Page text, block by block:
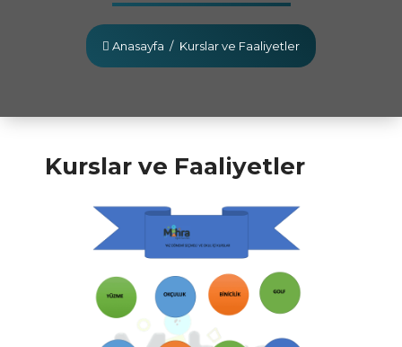
Anasayfa / Kurslar ve Faaliyetler
Kurslar ve Faaliyetler